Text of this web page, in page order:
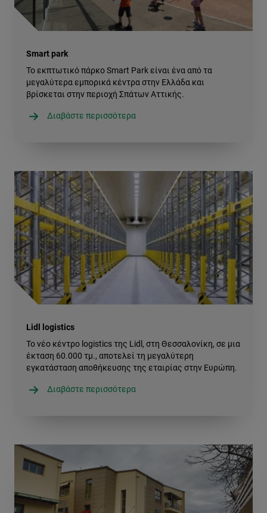
Smart park
Το εκπτωτικό πάρκο Smart Park είναι ένα από τα
μεγαλύτερα εμπορικά κέντρα στην Ελλάδα και
βρίσκεται στην περιοχή Σπάτων Αττικής.
Διαβάστε περισσότερα
Lidl logistics
Το νέο κέντρο logistics της Lidl, στη Θεσσαλονίκη, σε μια
έκταση 60.000 τμ., αποτελεί τη μεγαλύτερη
εγκατάσταση αποθήκευσης της εταιρίας στην Ευρώπη.
Διαβάστε περισσότερα